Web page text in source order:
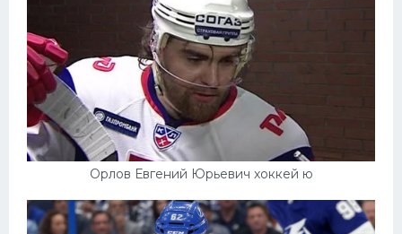
Орлов Евгений Юрьевич хоккей ю